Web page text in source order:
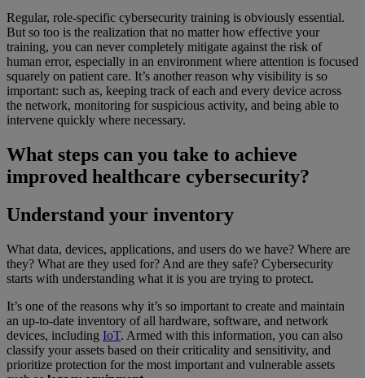
Regular, role-specific cybersecurity training is obviously essential.
But so too is the realization that no matter how effective your
training, you can never completely mitigate against the risk of
human error, especially in an environment where attention is focused
squarely on patient care. It’s another reason why visibility is so
important: such as, keeping track of each and every device across
the network, monitoring for suspicious activity, and being able to
intervene quickly where necessary.
What steps can you take to achieve
improved healthcare cybersecurity?
Understand your inventory
What data, devices, applications, and users do we have? Where are
they? What are they used for? And are they safe? Cybersecurity
starts with understanding what it is you are trying to protect.
It’s one of the reasons why it’s so important to create and maintain
an up-to-date inventory of all hardware, software, and network
devices, including IoT. Armed with this information, you can also
classify your assets based on their criticality and sensitivity, and
prioritize protection for the most important and vulnerable assets